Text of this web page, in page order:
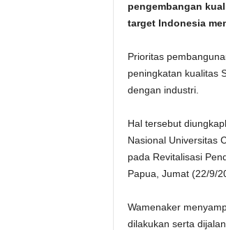
pengembangan
target Indonesia
Prioritas
peningkatan kualitas
dengan industri.
Hal tersebut
Nasional Universitas
pada Revitalisasi
Papua, Jumat (22/9/
Wamenaker
dilakukan serta